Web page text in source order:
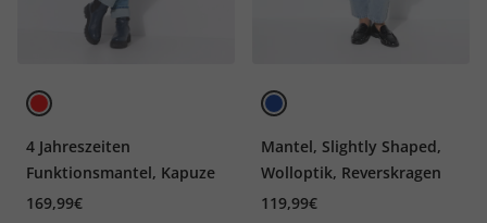
4 Jahreszeiten
Funktionsmantel, Kapuze
169,99€
Mantel, Slightly Shaped,
Wolloptik, Reverskragen
119,99€